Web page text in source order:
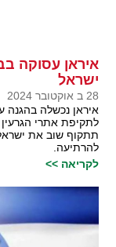
איראן עסוקה
ישראל
28 ב אוקטובר 2024
איראן נכשלה בהגנה
לתקיפת אתרי
תתקוף שוב את
להרתיעה.
לקריאה >>